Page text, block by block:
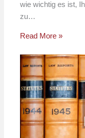
wie wichtig es ist,
zu…
Read More »